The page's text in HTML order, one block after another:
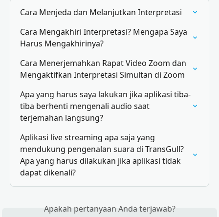
Cara Menjeda dan Melanjutkan Interpretasi
Cara Mengakhiri Interpretasi? Mengapa Saya
Harus Mengakhirinya?
Cara Menerjemahkan Rapat Video Zoom dan
Mengaktifkan Interpretasi Simultan di Zoom
Apa yang harus saya lakukan jika aplikasi tiba-
tiba berhenti mengenali audio saat
terjemahan langsung?
Aplikasi live streaming apa saja yang
mendukung pengenalan suara di TransGull?
Apa yang harus dilakukan jika aplikasi tidak
dapat dikenali?
Apakah pertanyaan Anda terjawab?